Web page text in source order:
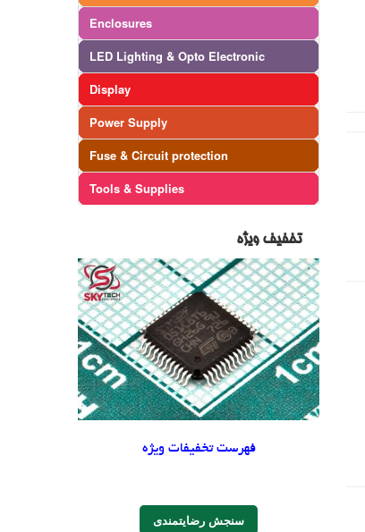
Enclosures
LED Lighting & Opto Electronic
Display
Power Supply
Fuse & Circuit protection
Tools & Supplies
تخفیف ویژه
فهرست تخفیفات ویژه
سنجش رضایتمندی